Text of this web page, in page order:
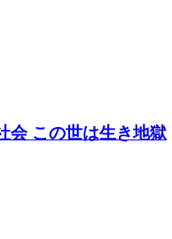
会 この世は生き地獄